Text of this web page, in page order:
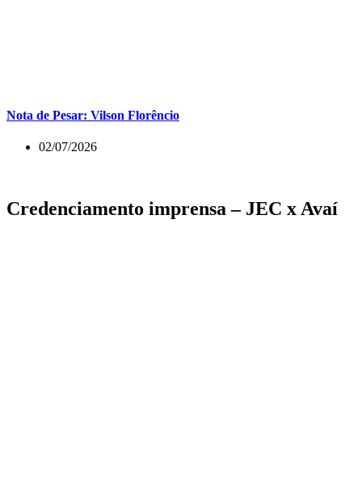
Nota de Pesar: Vilson Florêncio
02/07/2026
Credenciamento imprensa – JEC x Avaí